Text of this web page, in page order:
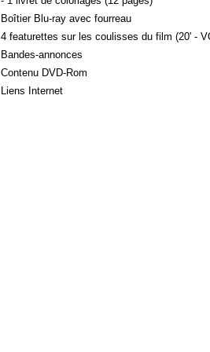
Boîtier Blu-ray avec fourreau
4 featurettes sur les coulisses du film (20' -
Bandes-annonces
Contenu DVD-Rom
Liens Internet